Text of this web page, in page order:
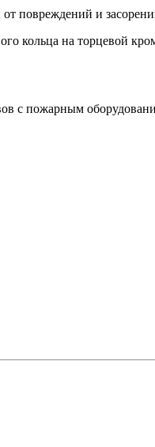
повреждений и
кольца на торцевой
с пожарным